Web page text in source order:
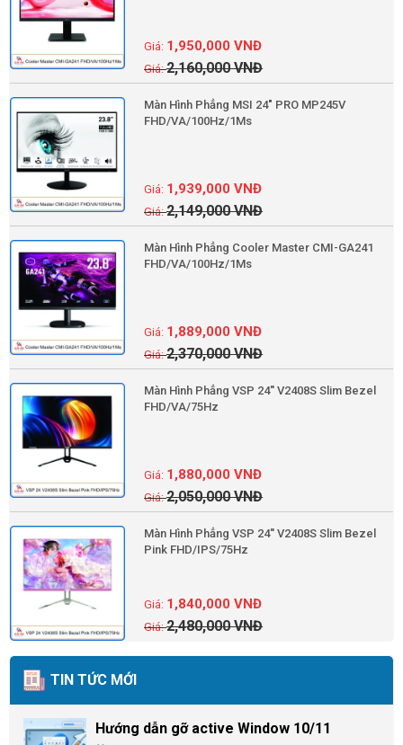
2,160,000VNĐ
1,950,000VNĐ
Màn Hình Phẳng MSI 24" PRO MP245V
FHD/VA/100Hz/1Ms
2,149,000VNĐ
1,939,000VNĐ
Màn Hình Phẳng Cooler Master CMI-GA241
FHD/VA/100Hz/1Ms
2,370,000VNĐ
1,889,000VNĐ
Màn Hình Phẳng VSP 24'' V2408S Slim Bezel
FHD/VA/75Hz
2,050,000VNĐ
1,880,000VNĐ
Màn Hình Phẳng VSP 24'' V2408S Slim Bezel
Pink FHD/IPS/75Hz
2,480,000VNĐ
1,840,000VNĐ
TIN TỨC MỚI
Hướng dẫn gỡ active Window 10/11